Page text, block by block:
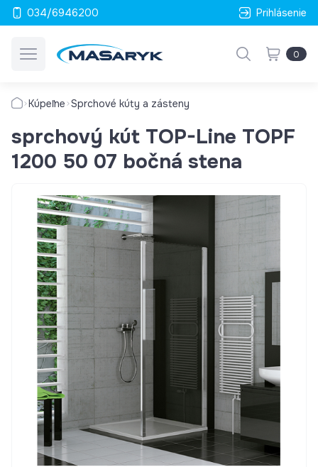
034/6946200 Prihlásenie
0
Kúpeľne Sprchové kúty a zásteny
sprchový kút TOP-Line TOPF
1200 50 07 bočná stena